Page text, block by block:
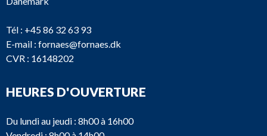
Tél : +45 86 32 63 93
E-mail : fornaes@fornaes.dk
CVR : 16148202
HEURES D'OUVERTURE
Du lundi au jeudi : 8h00 à 16h00